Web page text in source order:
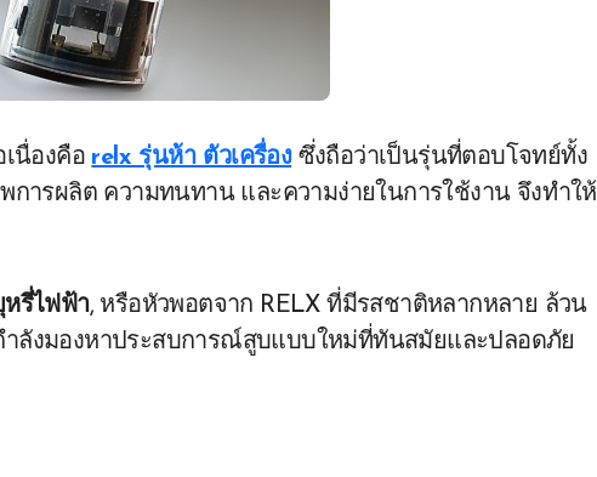
นื่องคือ relx รุ่นห้า ตัวเครื่องซึ่งถือว่าเป็นรุ่นที่ตอบโจทย์ทั้ง
ารผลิต ความทนทาน และความง่ายในการใช้งาน จึงทำให้
หรี่ไฟฟ้า, หรือหัวพอตจาก RELX ที่มีรสชาติหลากหลาย ล้วน
ลังมองหาประสบการณ์สูบแบบใหม่ที่ทันสมัยและปลอดภัย